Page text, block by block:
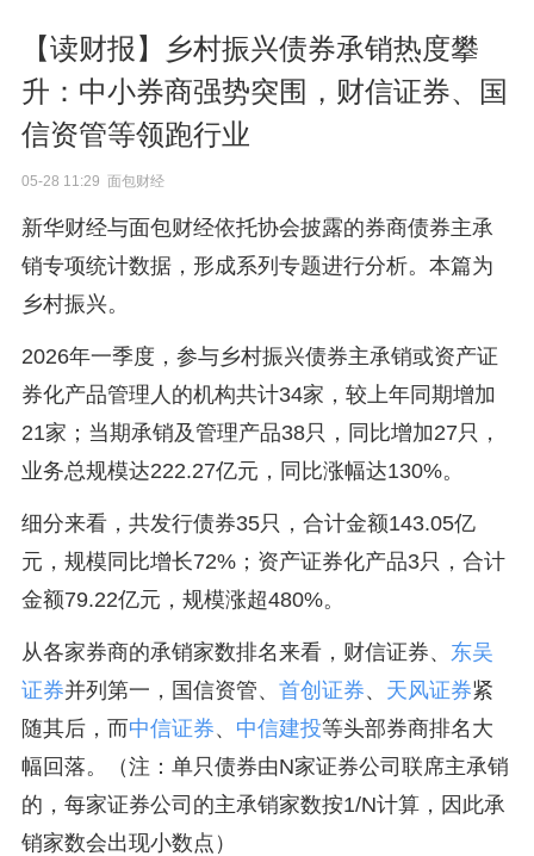
【读财报】乡村振兴债券承销热度攀
升：中小券商强势突围，财信证券、国
信资管等领跑行业
05-28 11:29 面包财经
新华财经与面包财经依托协会披露的券商债券主承
销专项统计数据，形成系列专题进行分析。本篇为
乡村振兴。
2026年一季度，参与乡村振兴债券主承销或资产证
券化产品管理人的机构共计34家，较上年同期增加
21家；当期承销及管理产品38只，同比增加27只，
业务总规模达222.27亿元，同比涨幅达130%。
细分来看，共发行债券35只，合计金额143.05亿
元，规模同比增长72%；资产证券化产品3只，合计
金额79.22亿元，规模涨超480%。
从各家券商的承销家数排名来看，财信证券、 东吴
证券并列第一，国信资管、 首创证券、 天风证券紧
随其后，而中信证券、 中信建投等头部券商排名大
幅回落。（注：单只债券由N家证券公司联席主承销
的，每家证券公司的主承销家数按1/N计算，因此承
销家数会出现小数点）